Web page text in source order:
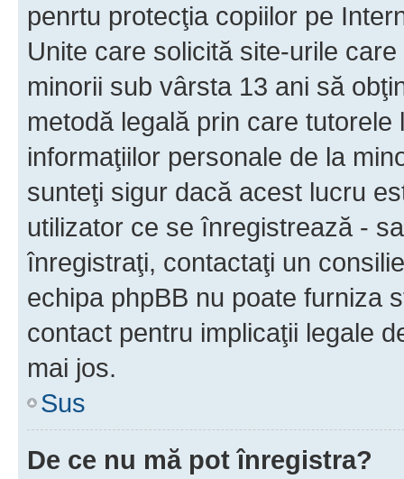
penrtu protecţia copiilor pe
Unite care solicită site-urile
minorii sub vârsta 13 ani să
metodă legală prin care
informaţiilor personale de la
sunteţi sigur dacă acest lucru
utilizator ce se înregistrează -
înregistraţi, contactaţi un
echipa phpBB nu poate furniza
contact pentru implicaţii legale
mai jos.
Sus
De ce nu mă pot înregistra?